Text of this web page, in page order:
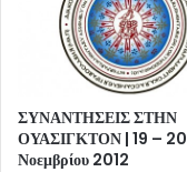
ΣΥΝΑΝΤΗΣΕΙΣ ΣΤΗΝ
ΟΥΑΣΙΓΚΤΟΝ | 19 – 20
Νοεμβρίου 2012